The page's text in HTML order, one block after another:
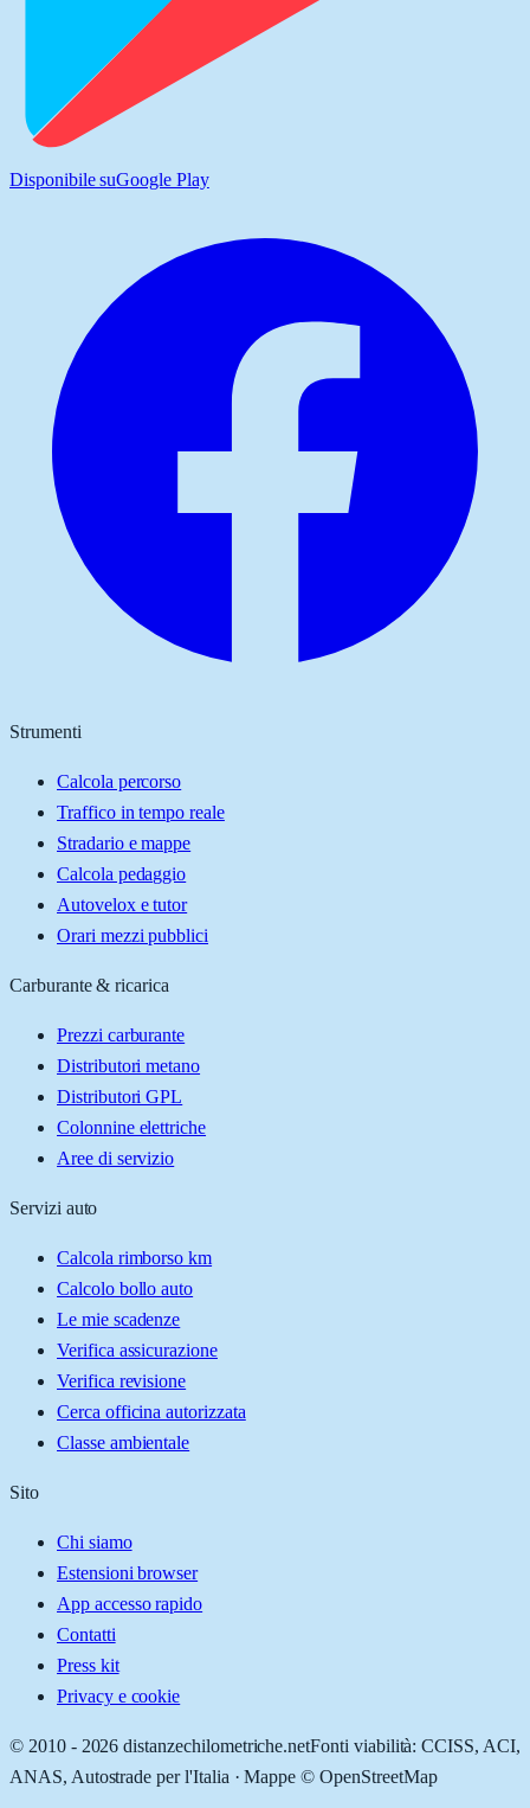
Disponibile suGoogle Play
Strumenti
Calcola percorso
Traffico in tempo reale
Stradario e mappe
Calcola pedaggio
Autovelox e tutor
Orari mezzi pubblici
Carburante & ricarica
Prezzi carburante
Distributori metano
Distributori GPL
Colonnine elettriche
Aree di servizio
Servizi auto
Calcola rimborso km
Calcolo bollo auto
Le mie scadenze
Verifica assicurazione
Verifica revisione
Cerca officina autorizzata
Classe ambientale
Sito
Chi siamo
Estensioni browser
App accesso rapido
Contatti
Press kit
Privacy e cookie
© 2010 - 2026 distanzechilometriche.netFonti viabilità: CCISS, ACI,
ANAS, Autostrade per l'Italia · Mappe © OpenStreetMap